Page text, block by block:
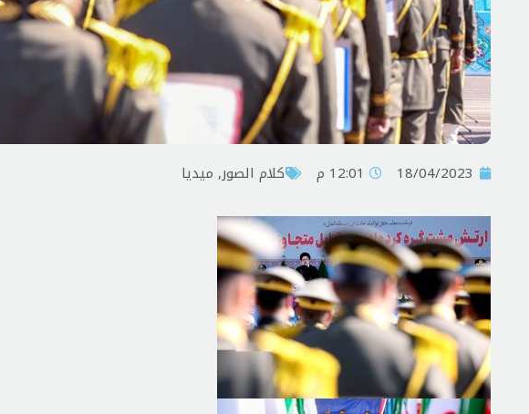
18/04/2023 12:01 م کلام الصور, ميديا